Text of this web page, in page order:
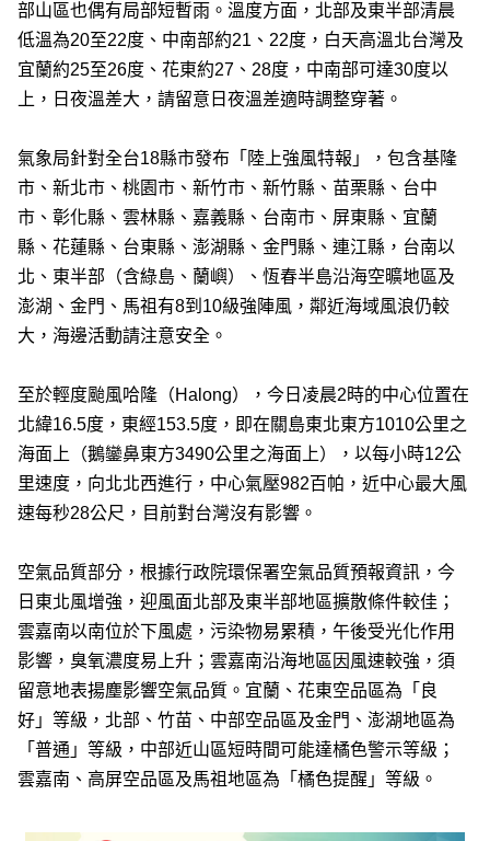
部山區也偶有局部短暫雨。溫度方面，北部及東半部清晨
低溫為20至22度、中南部約21、22度，白天高溫北台灣及
宜蘭約25至26度、花東約27、28度，中南部可達30度以
上，日夜溫差大，請留意日夜溫差適時調整穿著。
氣象局針對全台18縣市發布「陸上強風特報」，包含基隆
市、新北市、桃園市、新竹市、新竹縣、苗栗縣、台中
市、彰化縣、雲林縣、嘉義縣、台南市、屏東縣、宜蘭
縣、花蓮縣、台東縣、澎湖縣、金門縣、連江縣，台南以
北、東半部（含綠島、蘭嶼）、恆春半島沿海空曠地區及
澎湖、金門、馬祖有8到10級強陣風，鄰近海域風浪仍較
大，海邊活動請注意安全。
至於輕度颱風哈隆（Halong），今日凌晨2時的中心位置在
北緯16.5度，東經153.5度，即在關島東北東方1010公里之
海面上（鵝鑾鼻東方3490公里之海面上），以每小時12公
里速度，向北北西進行，中心氣壓982百帕，近中心最大風
速每秒28公尺，目前對台灣沒有影響。
空氣品質部分，根據行政院環保署空氣品質預報資訊，今
日東北風增強，迎風面北部及東半部地區擴散條件較佳；
雲嘉南以南位於下風處，污染物易累積，午後受光化作用
影響，臭氧濃度易上升；雲嘉南沿海地區因風速較強，須
留意地表揚塵影響空氣品質。宜蘭、花東空品區為「良
好」等級，北部、竹苗、中部空品區及金門、澎湖地區為
「普通」等級，中部近山區短時間可能達橘色警示等級；
雲嘉南、高屏空品區及馬祖地區為「橘色提醒」等級。